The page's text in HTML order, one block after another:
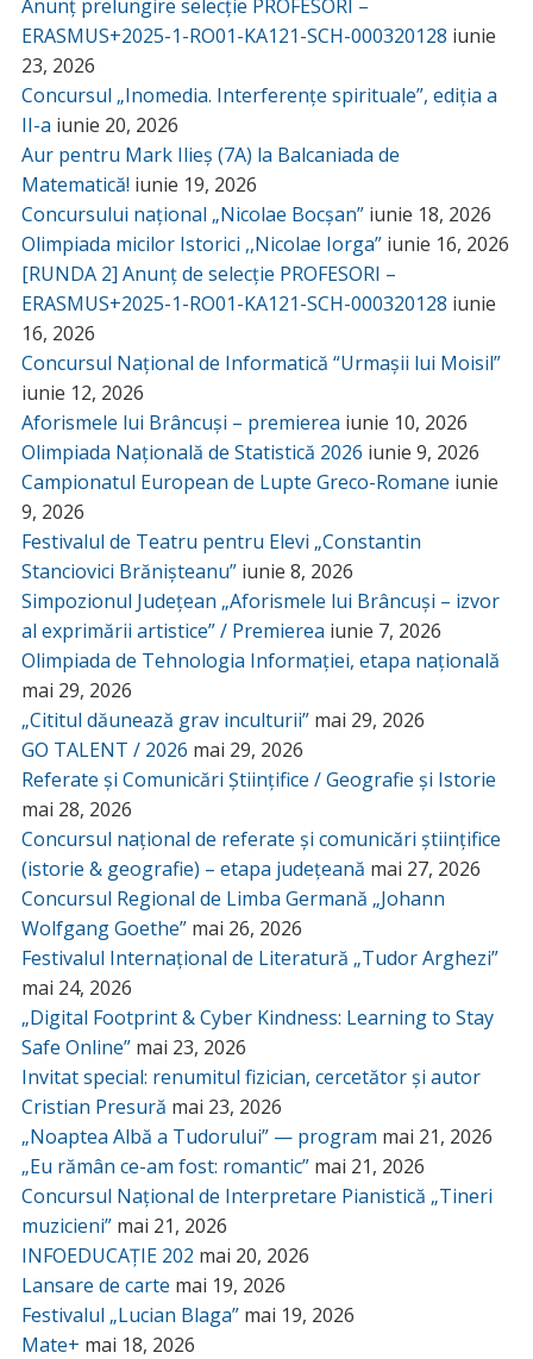
Anunț prelungire selecție PROFESORI –
ERASMUS+2025-1-RO01-KA121-SCH-000320128 iunie
23, 2026
Concursul „Inomedia. Interferențe spirituale”, ediția a
II-a iunie 20, 2026
Aur pentru Mark Ilieș (7A) la Balcaniada de
Matematică! iunie 19, 2026
Concursului național „Nicolae Bocșan” iunie 18, 2026
Olimpiada micilor Istorici ,,Nicolae Iorga” iunie 16, 2026
[RUNDA 2] Anunț de selecție PROFESORI –
ERASMUS+2025-1-RO01-KA121-SCH-000320128 iunie
16, 2026
Concursul Național de Informatică “Urmașii lui Moisil”
iunie 12, 2026
Aforismele lui Brâncuși – premierea iunie 10, 2026
Olimpiada Națională de Statistică 2026 iunie 9, 2026
Campionatul European de Lupte Greco-Romane iunie
9, 2026
Festivalul de Teatru pentru Elevi „Constantin
Stanciovici Brănișteanu” iunie 8, 2026
Simpozionul Județean „Aforismele lui Brâncuși – izvor
al exprimării artistice” / Premierea iunie 7, 2026
Olimpiada de Tehnologia Informației, etapa națională
mai 29, 2026
„Cititul dăunează grav inculturii” mai 29, 2026
GO TALENT / 2026 mai 29, 2026
Referate și Comunicări Științifice / Geografie și Istorie
mai 28, 2026
Concursul național de referate și comunicări științifice
(istorie & geografie) – etapa județeană mai 27, 2026
Concursul Regional de Limba Germană „Johann
Wolfgang Goethe” mai 26, 2026
Festivalul Internațional de Literatură „Tudor Arghezi”
mai 24, 2026
„Digital Footprint & Cyber Kindness: Learning to Stay
Safe Online” mai 23, 2026
Invitat special: renumitul fizician, cercetător și autor
Cristian Presură mai 23, 2026
„Noaptea Albă a Tudorului” — program mai 21, 2026
„Eu rămân ce-am fost: romantic” mai 21, 2026
Concursul Național de Interpretare Pianistică „Tineri
muzicieni” mai 21, 2026
INFOEDUCAȚIE 202 mai 20, 2026
Lansare de carte mai 19, 2026
Festivalul „Lucian Blaga” mai 19, 2026
Mate+ mai 18, 2026